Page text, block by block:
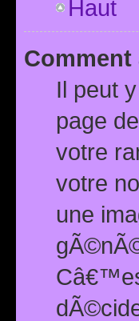
Haut
Il peut
page
votre
votre
une